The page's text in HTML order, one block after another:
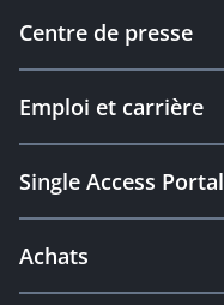
Centre de presse
Emploi et carrière
Single Access Portal
Achats